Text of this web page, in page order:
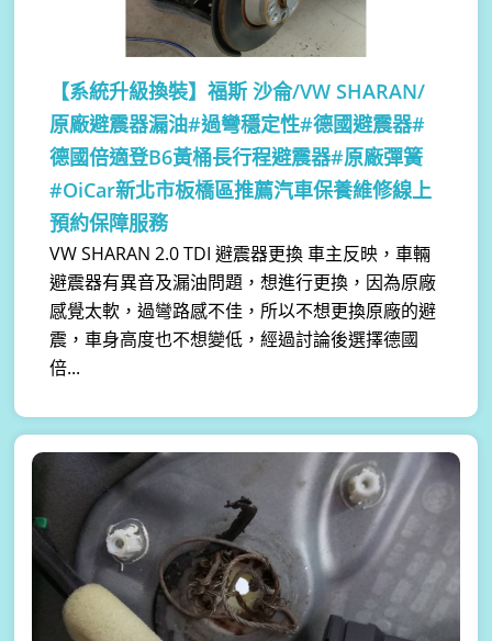
【系統升級換裝】福斯 沙侖/VW SHARAN/
原廠避震器漏油#過彎穩定性#德國避震器#
德國倍適登B6黃桶長行程避震器#原廠彈簧
#OiCar新北市板橋區推薦汽車保養維修線上
預約保障服務
VW SHARAN 2.0 TDI 避震器更換 車主反映，車輛
避震器有異音及漏油問題，想進行更換，因為原廠
感覺太軟，過彎路感不佳，所以不想更換原廠的避
震，車身高度也不想變低，經過討論後選擇德國
倍...